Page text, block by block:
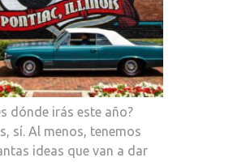
dónde irás este año?
sí. Al menos, tenemos
ideas que van a dar